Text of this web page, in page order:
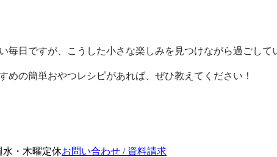
毎日ですが、こうした小さな楽しみを見つけながら過ごして
めの簡単おやつレシピがあれば、ぜひ教えてください！
水・木曜定休お問い合わせ / 資料請求